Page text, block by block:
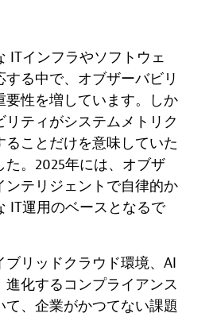
ITインフラやソフトウェ
る中で、オブザーバビリ
要性を増しています。しか
リティがシステムメトリク
ることだけを意味していた
。 2025年には、オブザ
ンテリジェントで自律的か
IT運用のベースとなるで
リッドクラウド環境、 AI
進化するコンプライアンス
て、企業がかつてない課題